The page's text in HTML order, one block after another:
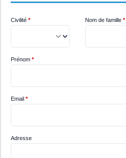
Civilité* Nom de famille*
Prénom*
Email*
Adresse